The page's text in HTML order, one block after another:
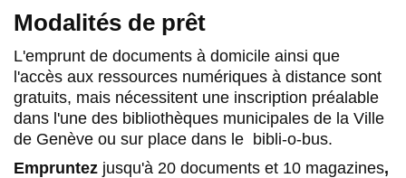
Modalités de prêt
L'emprunt de documents à domicile ainsi que
l'accès aux ressources numériques à distance sont
gratuits, mais nécessitent une inscription préalable
dans l'une des bibliothèques municipales de la Ville
de Genève ou sur place dans le bibli-o-bus.
Empruntez jusqu'à 20 documents et 10 magazines,